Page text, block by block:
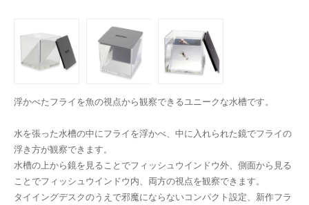
浮かべたフライを魚の視点から観察できるユニークな水槽です。
水を張った水槽の中にフライを浮かべ、中に入れられた鏡でフライの
浮き方が観察できます。
水槽の上から鏡を見ることでフィッシュウインドウ外、側面から見る
ことでフィッシュウインドウ内、両方の視点を観察できます。
タイイングデスクのうえで邪魔にならないコンパクト設定、新作フラ